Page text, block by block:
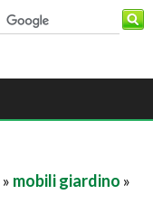
» mobili giardino »